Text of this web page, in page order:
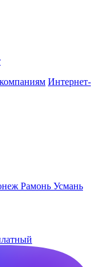
Интернет-
Рамонь Усмань